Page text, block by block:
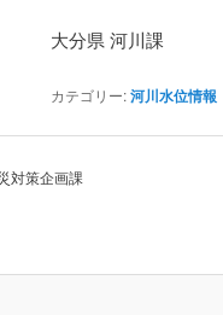
大分県 河川課
カテゴリー:河川水位情報
対策企画課